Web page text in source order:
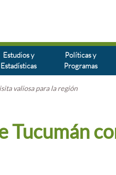
Estudios y
Estadísticas
Políticas y
Programas
valiosa para la región
Tucumán